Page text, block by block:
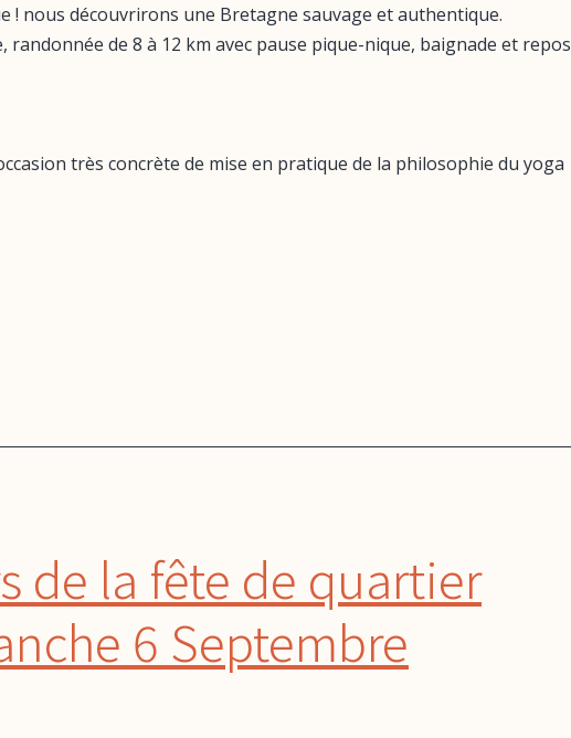
nous découvrirons une Bretagne sauvage et authentique.
randonnée de 8 à 12 km avec pause pique-nique, baignade et repos
très concrète de mise en pratique de la philosophie du yoga
de la fête de quartier
6 Septembre